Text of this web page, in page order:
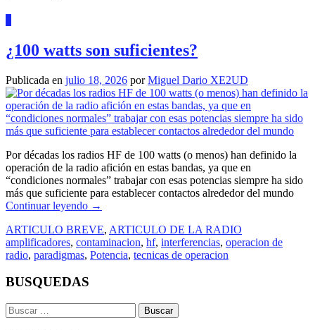
¿100 watts son suficientes?
Publicada en julio 18, 2026 porMiguel Dario XE2UD
Por décadas los radios HF de 100 watts (o menos) han definido la
operación de la radio afición en estas bandas, ya que en
“condiciones normales” trabajar con esas potencias siempre ha sido
más que suficiente para establecer contactos alrededor del mundo
Continuar leyendo →
ARTICULO BREVE, ARTICULO DE LA RADIO
amplificadores, contaminacion, hf, interferencias, operacion de
radio, paradigmas, Potencia, tecnicas de operacion
BUSQUEDAS
Buscar: